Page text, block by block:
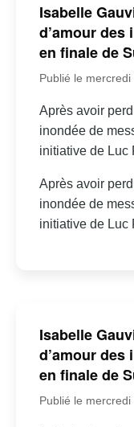
Isabelle
d’amour des
en finale de
Publié le
Après avoir
inondée de
initiative de Luc
Après avoir
inondée de
initiative de Luc
Isabelle
d’amour des
en finale de
Publié le